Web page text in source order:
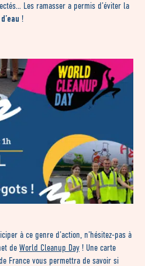
Les ramasser a permis d’éviter la
!
à ce genre d’action, n’hésitez-pas à
de World Cleanup Day ! Une carte
France vous permettra de savoir si